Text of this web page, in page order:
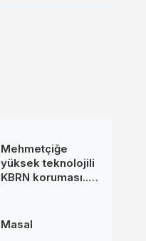
Mehmetçiğe
yüksek teknolojili
KBRN koruması...
Masal